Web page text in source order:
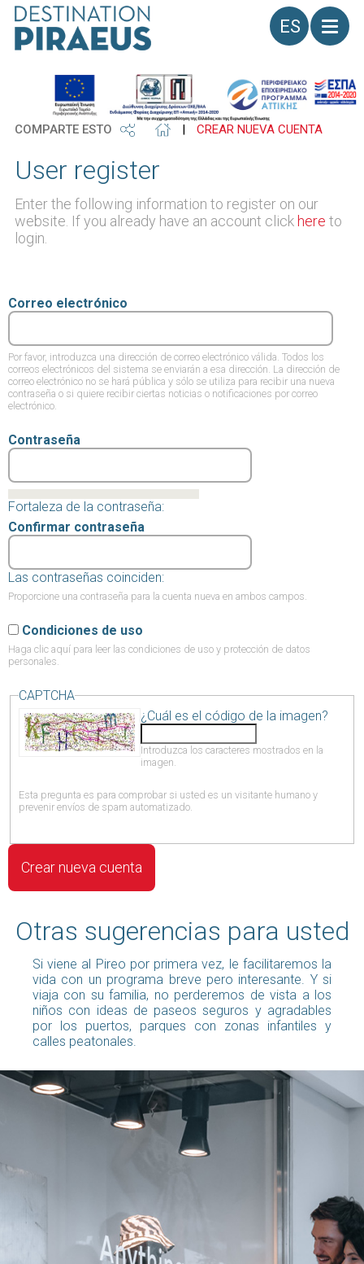
Idioma
COMPARTE ESTO | CREAR NUEVA CUENTA
User register
Enter the following information to register on our
website. If you already have an account click here to
login.
Correo electrónico
Por favor, introduzca una dirección de correo electrónico válida. Todos los
correos electrónicos del sistema se enviarán a esa dirección. La dirección de
correo electrónico no se hará pública y sólo se utiliza para recibir una nueva
contraseña o si quiere recibir ciertas noticias o notificaciones por correo
electrónico.
Contraseña
Fortaleza de la contraseña:
Confirmar contraseña
Las contraseñas coinciden:
Proporcione una contraseña para la cuenta nueva en ambos campos.
Condiciones de uso
Haga clic aquí para leer las condiciones de uso y protección de datos
personales.
CAPTCHA
¿Cuál es el código de la imagen?
Introduzca los caracteres mostrados en la
imagen.
Esta pregunta es para comprobar si usted es un visitante humano y
prevenir envíos de spam automatizado.
Otras sugerencias para usted
Si viene al Pireo por primera vez, le facilitaremos la
vida con un programa breve pero interesante. Y si
viaja con su familia, no perderemos de vista a los
niños con ideas de paseos seguros y agradables
por los puertos, parques con zonas infantiles y
calles peatonales.